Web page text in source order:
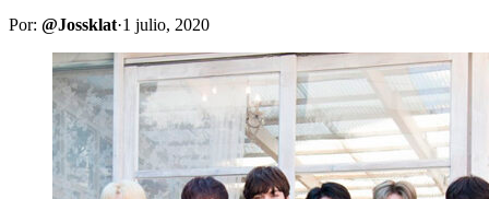
Por: @Jossklat·1 julio, 2020